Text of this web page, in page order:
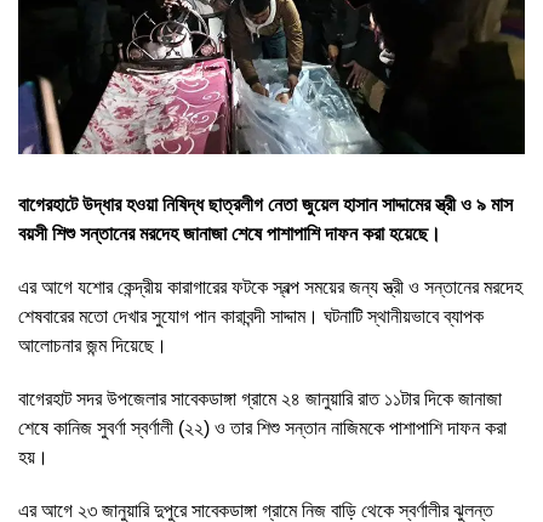
বাগেরহাটে উদ্ধার হওয়া নিষিদ্ধ ছাত্রলীগ নেতা জুয়েল হাসান সাদ্দামের স্ত্রী ও ৯ মাস
বয়সী শিশু সন্তানের মরদেহ জানাজা শেষে পাশাপাশি দাফন করা হয়েছে।
এর আগে যশোর কেন্দ্রীয় কারাগারের ফটকে স্বল্প সময়ের জন্য স্ত্রী ও সন্তানের মরদেহ
শেষবারের মতো দেখার সুযোগ পান কারাবন্দী সাদ্দাম। ঘটনাটি স্থানীয়ভাবে ব্যাপক
আলোচনার জন্ম দিয়েছে।
বাগেরহাট সদর উপজেলার সাবেকডাঙ্গা গ্রামে ২৪ জানুয়ারি রাত ১১টার দিকে জানাজা
শেষে কানিজ সুবর্ণা স্বর্ণালী (২২) ও তার শিশু সন্তান নাজিমকে পাশাপাশি দাফন করা
হয়।
এর আগে ২৩ জানুয়ারি দুপুরে সাবেকডাঙ্গা গ্রামে নিজ বাড়ি থেকে স্বর্ণালীর ঝুলন্ত